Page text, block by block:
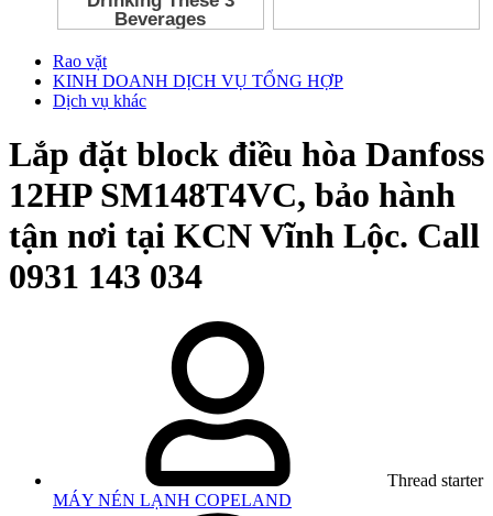
Rao vặt
KINH DOANH DỊCH VỤ TỔNG HỢP
Dịch vụ khác
Lắp đặt block điều hòa Danfoss
12HP SM148T4VC, bảo hành
tận nơi tại KCN Vĩnh Lộc. Call
0931 143 034
Thread starter
MÁY NÉN LẠNH COPELAND